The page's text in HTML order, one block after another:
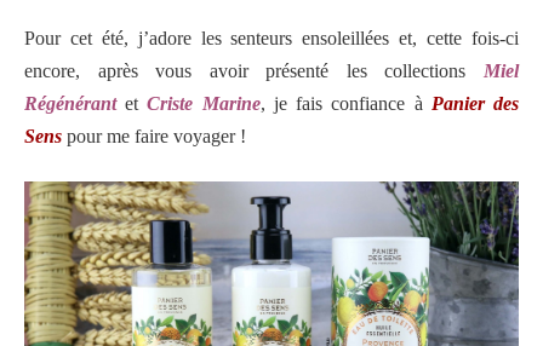
Pour cet été, j’adore les senteurs ensoleillées et, cette fois-ci
encore, après vous avoir présenté les collections Miel
RégénérantetCriste Marine, je fais confiance à Panier des
Sens pour me faire voyager !